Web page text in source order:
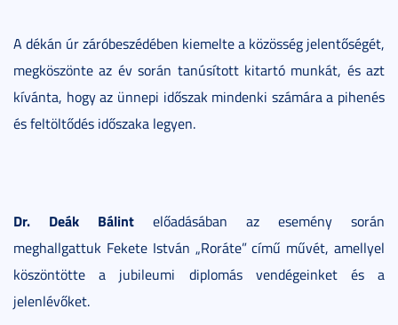
A dékán úr záróbeszédében kiemelte a közösség jelentőségét,
megköszönte az év során tanúsított kitartó munkát, és azt
kívánta, hogy az ünnepi időszak mindenki számára a pihenés
és feltöltődés időszaka legyen.
Dr. Deák Bálint előadásában az esemény során
meghallgattuk Fekete István „Roráte” című művét, amellyel
köszöntötte a jubileumi diplomás vendégeinket és a
jelenlévőket.